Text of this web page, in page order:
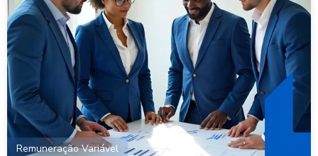
Remuneração Variável